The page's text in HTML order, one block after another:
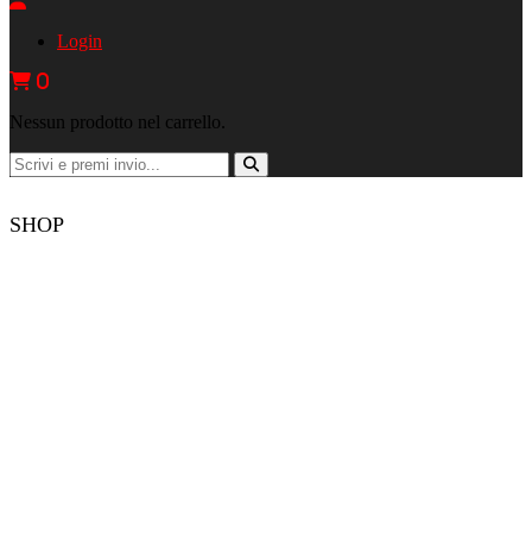
Login
0
Nessun prodotto nel carrello.
SHOP